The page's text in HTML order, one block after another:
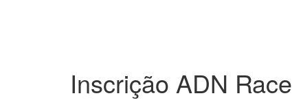
Inscrição ADN Race